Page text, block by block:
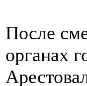
После
органах